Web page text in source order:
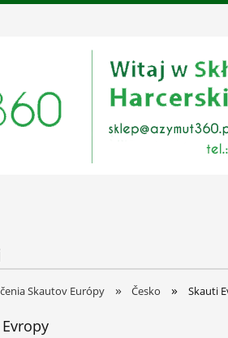
Skautov Európy » Česko » Skauti